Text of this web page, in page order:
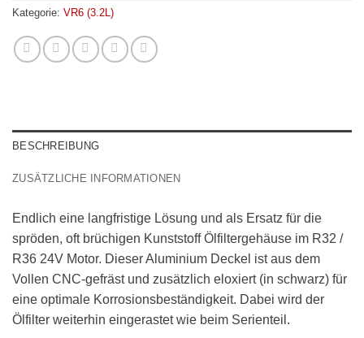
Kategorie: VR6 (3.2L)
BESCHREIBUNG
ZUSÄTZLICHE INFORMATIONEN
Endlich eine langfristige Lösung und als Ersatz für die
spröden, oft brüchigen Kunststoff Ölfiltergehäuse im R32 /
R36 24V Motor. Dieser Aluminium Deckel ist aus dem
Vollen CNC-gefräst und zusätzlich eloxiert (in schwarz) für
eine optimale Korrosionsbeständigkeit. Dabei wird der
Ölfilter weiterhin eingerastet wie beim Serienteil.